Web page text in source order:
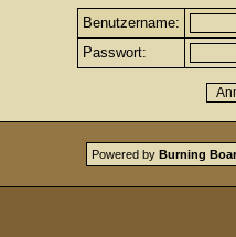
Benutzername:
Passwort:
Powered by Burning